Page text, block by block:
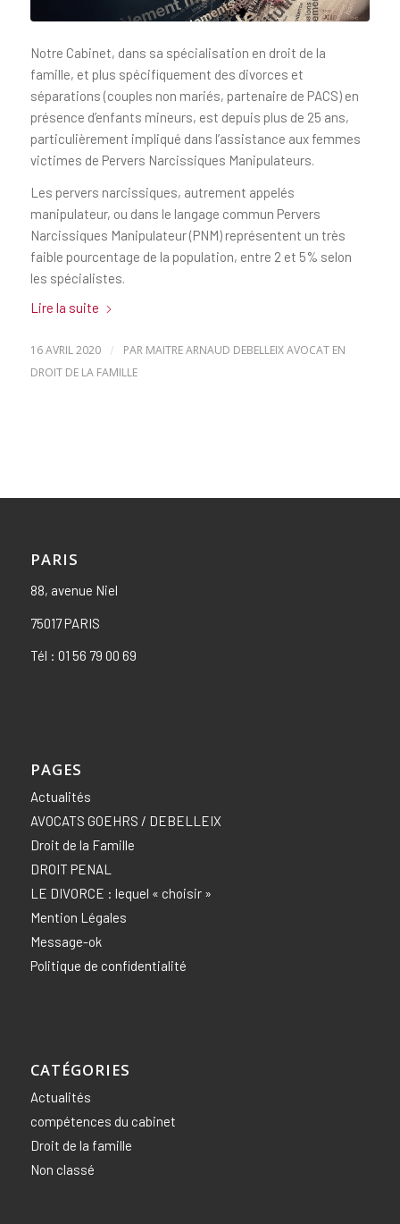
Notre Cabinet, dans sa spécialisation en droit de la
famille, et plus spécifiquement des divorces et
séparations (couples non mariés, partenaire de PACS) en
présence d’enfants mineurs, est depuis plus de 25 ans,
particulièrement impliqué dans l’assistance aux femmes
victimes de Pervers Narcissiques Manipulateurs.
Les pervers narcissiques, autrement appelés
manipulateur, ou dans le langage commun Pervers
Narcissiques Manipulateur (PNM) représentent un très
faible pourcentage de la population, entre 2 et 5% selon
les spécialistes.
Lire la suite
16 AVRIL 2020 / PAR MAITRE ARNAUD DEBELLEIX AVOCAT EN
DROIT DE LA FAMILLE
PARIS
88, avenue Niel
75017 PARIS
Tél : 01 56 79 00 69
PAGES
Actualités
AVOCATS GOEHRS / DEBELLEIX
Droit de la Famille
DROIT PENAL
LE DIVORCE : lequel « choisir »
Mention Légales
Message-ok
Politique de confidentialité
CATÉGORIES
Actualités
compétences du cabinet
Droit de la famille
Non classé